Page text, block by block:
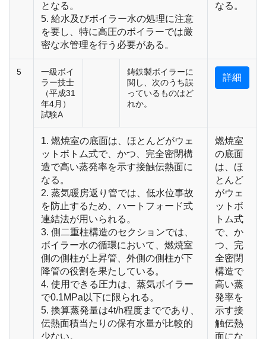
となる。
5. 給水及びボイラー水の処理に注意
を要し、特に高圧のボイラーでは厳
密な水管理を行う必要がある。
なる。
5
一級ボイ
ラー技士
（平成31
年4月）
試験A
鋳鉄製ボイラーに
関し、次のうち誤
っているものはど
れか。
詳細
1. 燃焼室の底面は、ほとんどがウェ
ットボトム式で、かつ、完全密閉構
造で高い蒸発率を示す接触伝熱面に
なる。
2. 蒸気暖房返り管では、低水位事故
を防止するため、ハートフォード式
連結法が用いられる。
3. 側二重柱構造のセクションでは、
ボイラー水の循環において、燃焼室
側の側柱が上昇管、外側の側柱が下
降管の役割を果たしている。
4. 使用できる圧力は、蒸気ボイラー
で0.1MPa以下に限られる。
5. 換算蒸発量は4t/h程度までであり、
伝熱面積当たりの保有水量が比較的
少ない。
燃焼室
の底面
は、ほ
とんど
がウェ
ットボ
トム式
で、か
つ、完
全密閉
構造で
高い蒸
発率を
示す接
触伝熱
面にな